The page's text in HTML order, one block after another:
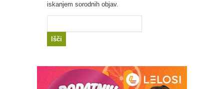
iskanjem sorodnih objav.